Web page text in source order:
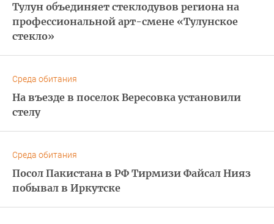
Тулун объединяет стеклодувов региона на
профессиональной арт-смене «Тулунское
стекло»
Среда обитания
На въезде в поселок Вересовка установили
стелу
Среда обитания
Посол Пакистана в РФ Тирмизи Файсал Нияз
побывал в Иркутске